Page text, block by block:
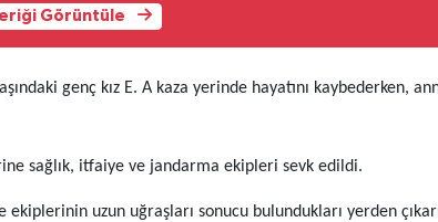
Görüntüle
genç kız E. A kaza yerinde hayatını kaybederken,
sağlık, itfaiye ve jandarma ekipleri sevk edildi.
ekiplerinin uzun uğraşları sonucu bulundukları yerden